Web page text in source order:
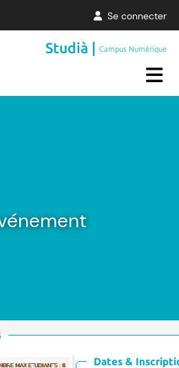
Se connecter
Studià |Campus Numérique
Dates &